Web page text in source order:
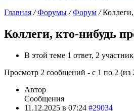
Главная / Форумы / Форум /
Коллеги, кто-нибудь
В этой теме 1 ответ, 2
Просмотр 2 сообщений - с 1 по 2 (из
Автор
Сообщения
11.12.2025 в 07:24 #29034